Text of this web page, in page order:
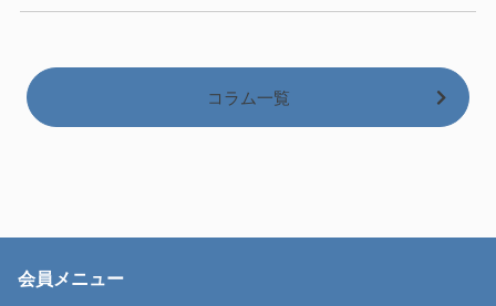
コラム一覧
会員メニュー